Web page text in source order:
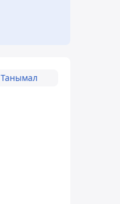
Танымал